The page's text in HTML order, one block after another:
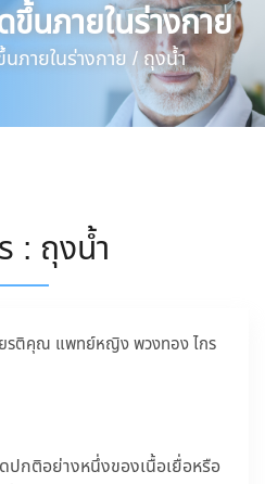
ขึ้นภายในร่างกาย
ภายในร่างกาย / ถุงน้ำ
: ถุงน้ำ
ยรติคุณ แพทย์หญิง พวงทอง ไกร
ปกติอย่างหนึ่งของเนื้อเยื่อหรือ